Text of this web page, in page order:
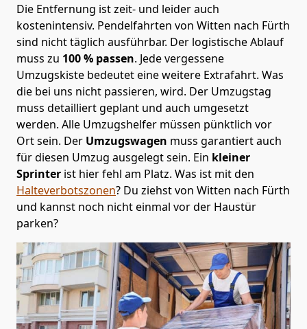
Die Entfernung ist zeit- und leider auch
kostenintensiv. Pendelfahrten von Witten nach Fürth
sind nicht täglich ausführbar. Der logistische Ablauf
muss zu 100 % passen. Jede vergessene
Umzugskiste bedeutet eine weitere Extrafahrt. Was
die bei uns nicht passieren, wird. Der Umzugstag
muss detailliert geplant und auch umgesetzt
werden. Alle Umzugshelfer müssen pünktlich vor
Ort sein. Der Umzugswagen muss garantiert auch
für diesen Umzug ausgelegt sein. Ein kleiner
Sprinter ist hier fehl am Platz. Was ist mit den
Halteverbotszonen? Du ziehst von Witten nach Fürth
und kannst noch nicht einmal vor der Haustür
parken?